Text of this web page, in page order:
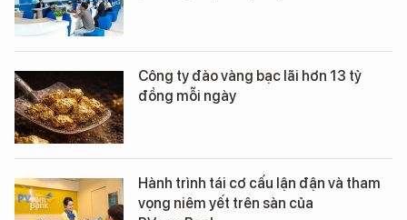
Công ty đào vàng bạc lãi hơn 13 tỷ
đồng mỗi ngày
Hành trình tái cơ cấu lận đận và tham
vọng niêm yết trên sàn của